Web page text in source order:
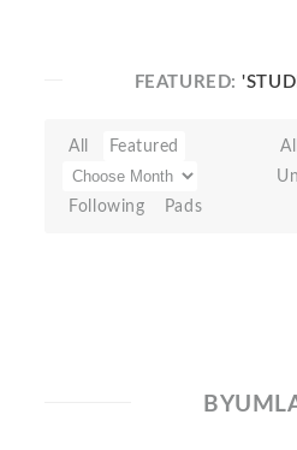
FEATURED:
All Featured
Following Pads
All